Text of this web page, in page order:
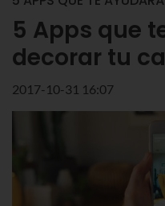
5 Apps que
decorar tu
2017-10-31 16:07